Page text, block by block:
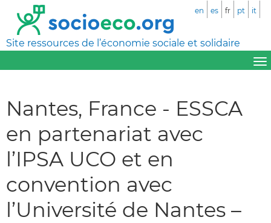
Site ressources de l’économie sociale et solidaire
en es fr pt it
Nantes, France - ESSCA
en partenariat avec
l’IPSA UCO et en
convention avec
l’Université de Nantes –